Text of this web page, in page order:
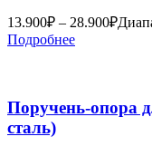
13.900₽ – 28.900₽
Подробнее
Поручень-опора
сталь)